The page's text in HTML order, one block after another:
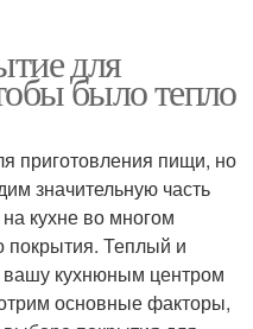
для
было тепло
приготовления пищи, но
значительную часть
кухне во многом
покрытия. Теплый и
вашу кухнюным центром
основные факторы,